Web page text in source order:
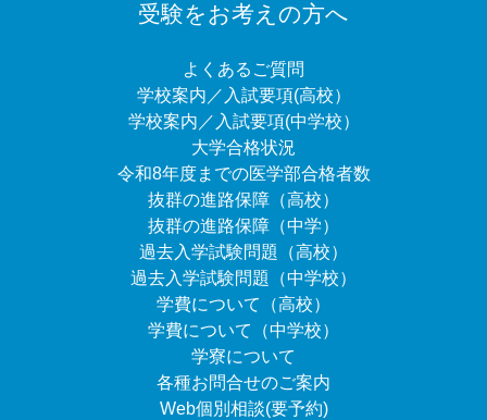
受験をお考えの方へ
よくあるご質問
学校案内／入試要項(高校）
学校案内／入試要項(中学校）
大学合格状況
令和8年度までの医学部合格者数
抜群の進路保障（高校）
抜群の進路保障（中学）
過去入学試験問題（高校）
過去入学試験問題（中学校）
学費について（高校）
学費について（中学校）
学寮について
各種お問合せのご案内
Web個別相談(要予約)